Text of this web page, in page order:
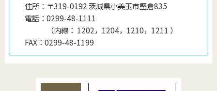
住所： 〒319-0192 茨城県小美玉市堅倉835
電話： 0299-48-1111
（内線 ： 1202，1204，1210，1211 ）
FAX： 0299-48-1199